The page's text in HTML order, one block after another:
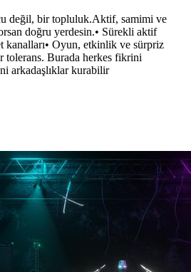
değil, bir topluluk.Aktif, samimi ve
doğru yerdesin.• Sürekli aktif
kanalları• Oyun, etkinlik ve sürpriz
tolerans. Burada herkes fikrini
arkadaşlıklar kurabilir